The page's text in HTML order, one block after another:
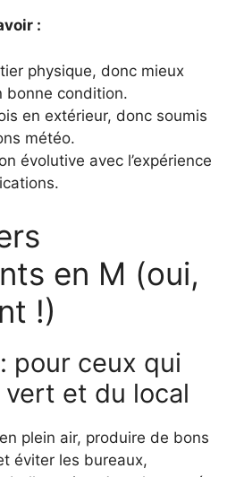
:
physique, donc mieux
bonne condition.
en extérieur, donc soumis
météo.
évolutive avec l’expérience
en M (oui,
!)
pour ceux qui
et du local
plein air, produire de bons
éviter les bureaux,